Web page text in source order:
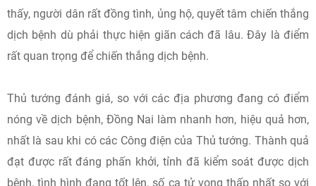
thấy, người dân rất đồng tình, ủng hộ, quyết tâm chiến thắng
dịch bệnh dù phải thực hiện giãn cách đã lâu. Đây là điểm
rất quan trọng để chiến thắng dịch bệnh.
Thủ tướng đánh giá, so với các địa phương đang có điểm
nóng về dịch bệnh, Đồng Nai làm nhanh hơn, hiệu quả hơn,
nhất là sau khi có các Công điện của Thủ tướng. Thành quả
đạt được rất đáng phấn khởi, tỉnh đã kiểm soát được dịch
bệnh, tình hình đang tốt lên, số ca tử vong thấp nhất so với